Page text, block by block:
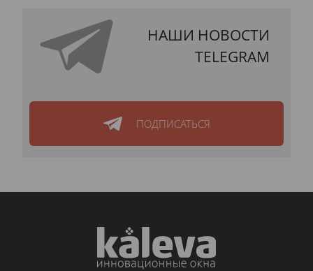
НАШИ НОВОСТИ
TELEGRAM
ПОДПИСАТЬСЯ